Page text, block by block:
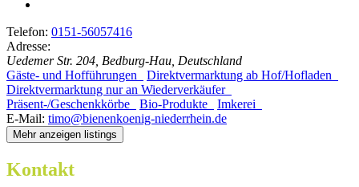
Telefon: 0151-56057416
Adresse:
Uedemer Str. 204, Bedburg-Hau, Deutschland
Gäste- und Hofführungen
Direktvermarktung ab Hof/Hofladen
Direktvermarktung nur an Wiederverkäufer
Präsent-/Geschenkkörbe
Bio-Produkte
Imkerei
E-Mail: timo@bienenkoenig-niederrhein.de
Mehr anzeigen listings
Kontakt